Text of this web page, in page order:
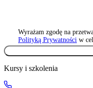
Wyrażam zgodę na
Polityką Prywatności w
Kursy i szkolenia